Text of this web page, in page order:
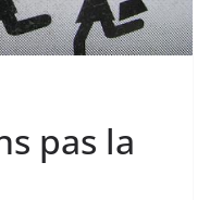
pas la